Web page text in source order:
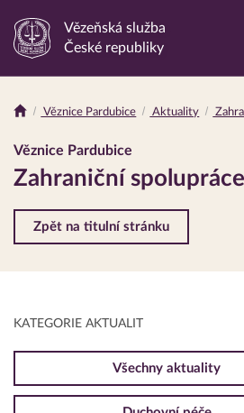
Odkaz
stránku
Vězeňská služba
České republiky
Drobečková
navigace
Věznice Pardubice Aktuality
Věznice Pardubice
Zahraniční spolupráce
Zpět na titulní stránku
KATEGORIE AKTUALIT
Všechny aktuality